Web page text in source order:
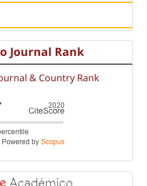
Journal Rank